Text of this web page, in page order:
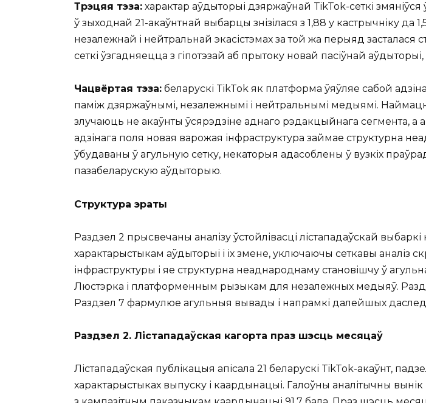
Трэцяя тэза: характар аўдыторыі дзяржаўнай TikTok-сеткі
ў зыходнай 21-акаўнтнай выбарцы знізілася з 1,88 у кастрычніку да
незалежнай і нейтральнай экасістэмах за той жа перыяд
сеткі ўзгадняецца з гіпотэзай аб прытоку новай пасіўнай
Чацвёртая тэза: беларускі TikTok як платформа ўяўляе сабой
паміж дзяржаўнымі, незалежнымі і нейтральнымі медыямі.
злучаюць не акаўнты ўсярэдзіне аднаго рэдакцыйнага сегмента, а
адзінага поля новая варожая інфраструктура займае структурна
ўбудаваны ў агульную сетку, некаторыя адасоблены ў вузкіх
пазабеларускую аўдыторыю.
Структура эраты
Раздзел 2 прысвечаны аналізу ўстойлівасці лістападаўскай
характарыстыкам аўдыторыі і іх змене, уключаючы сеткавы
інфраструктуры і яе структурна неаднароднаму становішчу ў
Люстэрка і платформенным рызыкам для незалежных медыяў.
Раздзел 7 фармулюе агульныя вывады і напрамкі далейшых
Раздзел 2. Лістападаўская кагорта праз шэсць месяцаў
Лістападаўская публікацыя апісала 21 беларускі TikTok-акаўнт,
характарыстыках выпуску і каардынацыі. Галоўны аналітычны